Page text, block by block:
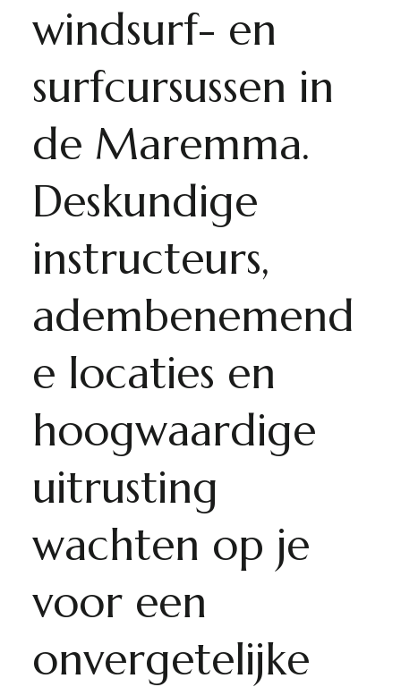
windsurf- en
surfcursussen in
de Maremma.
Deskundige
instructeurs,
adembenemend
e locaties en
hoogwaardige
uitrusting
wachten op je
voor een
onvergetelijke